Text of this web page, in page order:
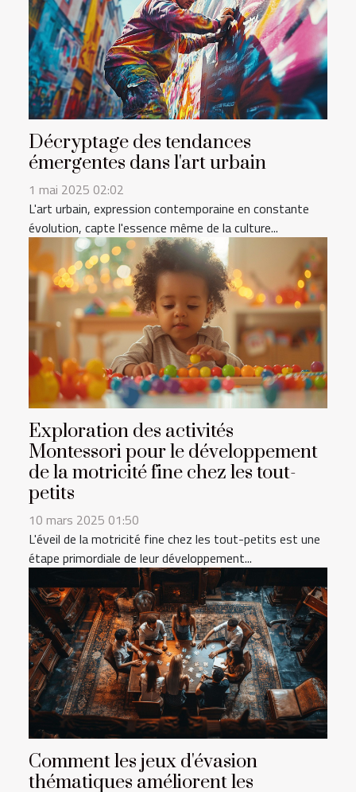
Décryptage des tendances
émergentes dans l'art urbain
1 mai 2025 02:02
L'art urbain, expression contemporaine en constante
évolution, capte l'essence même de la culture...
Exploration des activités
Montessori pour le développement
de la motricité fine chez les tout-
petits
10 mars 2025 01:50
L'éveil de la motricité fine chez les tout-petits est une
étape primordiale de leur développement...
Comment les jeux d'évasion
thématiques améliorent les